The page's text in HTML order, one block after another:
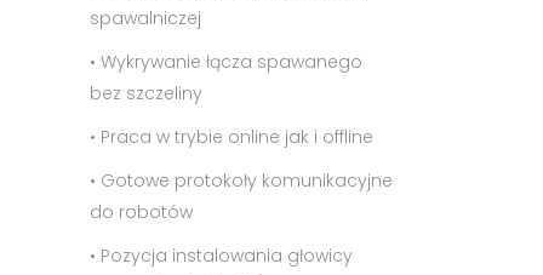
spawalniczej
• Wykrywanie łącza spawanego
bez szczeliny
• Praca w trybie online jak i offline
• Gotowe protokoły komunikacyjne
do robotów
• Pozycja instalowania głowicy